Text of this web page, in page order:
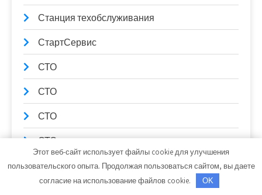
Станция техобслуживания
СтартСервис
СТО
СТО
СТО
СТО
СТО Автотехцентр Jeep
Сто коней, официальный дилер Mitsubishi
Этот веб-сайт использует файлы cookie для улучшения
пользовательского опыта. Продолжая пользоваться сайтом, вы даете
согласие на использование файлов cookie.
OK